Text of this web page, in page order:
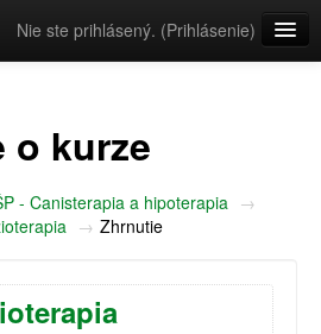
Nie ste prihlásený. (Prihlásenie)
o kurze
- Canisterapia a hipoterapia →
→ Zhrnutie